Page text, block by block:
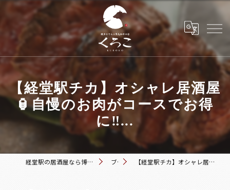
【経堂駅チカ】オシャレ居酒屋
🏮自慢のお肉がコースでお得
に‼️...
経堂駅の居酒屋なら博多おでんと黒毛和牛の店 くろこ ブログ 【経堂駅チカ】オシャレ居酒屋🏮自慢のお肉がコースでお得に‼️...